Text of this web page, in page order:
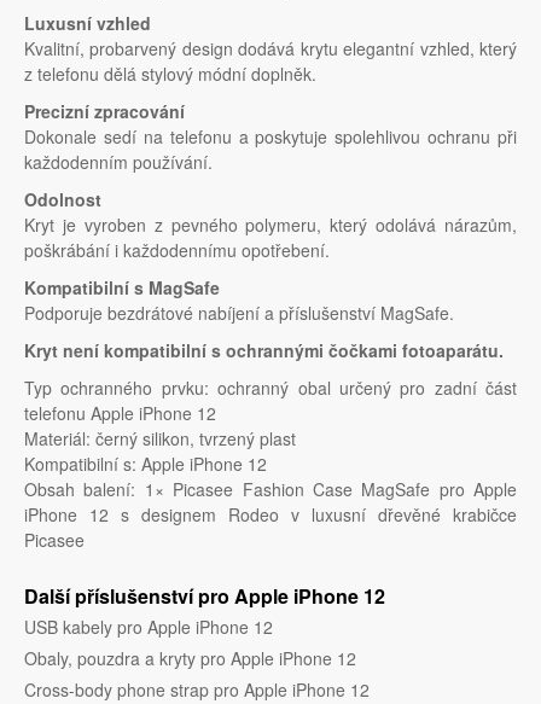
Luxusní vzhled
Kvalitní, probarvený design dodává krytu elegantní vzhled, který
z telefonu dělá stylový módní doplněk.
Precizní zpracování
Dokonale sedí na telefonu a poskytuje spolehlivou ochranu při
každodenním používání.
Odolnost
Kryt je vyroben z pevného polymeru, který odolává nárazům,
poškrábání i každodennímu opotřebení.
Kompatibilní s MagSafe
Podporuje bezdrátové nabíjení a příslušenství MagSafe.
Kryt není kompatibilní s ochrannými čočkami fotoaparátu.
Typ ochranného prvku: ochranný obal určený pro zadní část
telefonu Apple iPhone 12
Materiál: černý silikon, tvrzený plast
Kompatibilní s: Apple iPhone 12
Obsah balení: 1× Picasee Fashion Case MagSafe pro Apple
iPhone 12 s designem Rodeo v luxusní dřevěné krabičce
Picasee
Další příslušenství pro Apple iPhone 12
USB kabely pro Apple iPhone 12
Obaly, pouzdra a kryty pro Apple iPhone 12
Cross-body phone strap pro Apple iPhone 12